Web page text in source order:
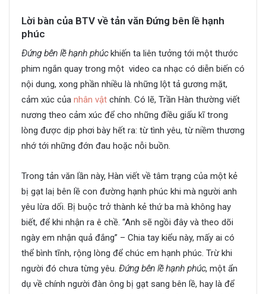
Lời bàn của BTV về tản văn Đứng bên lề hạnh
phúc
Đứng bên lề hạnh phúckhiến ta liên tưởng tới một thước
phim ngắn quay trong một video ca nhạc có diễn biến có
nội dung, xong phần nhiều là những lột tả gương mặt,
cảm xúc của nhân vật chính. Có lẽ, Trần Hàn thường viết
nương theo cảm xúc để cho những điều giấu kĩ trong
lòng được dịp phơi bày hết ra: từ tình yêu, từ niềm thương
nhớ tới những đớn đau hoặc nỗi buồn.
Trong tản văn lần này, Hàn viết về tâm trạng của một kẻ
bị gạt laị bên lề con đường hạnh phúc khi mà người anh
yêu lừa dối. Bị buộc trở thành kẻ thứ ba mà không hay
biết, để khi nhận ra ê chề. “Anh sẽ ngồi đây và theo dõi
ngày em nhận quả đắng” – Chia tay kiểu này, mấy ai có
thể bình tĩnh, rộng lòng để chúc em hạnh phúc. Trừ khi
người đó chưa từng yêu. Đứng bên lề hạnh phúc, một ẩn
dụ về chính người đàn ông bị gạt sang bên lề, hay là để